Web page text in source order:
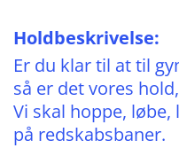
Holdbeskrivelse:
Er du klar til at til
så er det vores
Vi skal hoppe, løbe,
på redskabsbaner.